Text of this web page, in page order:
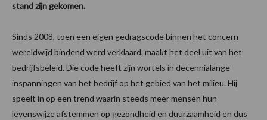
stand zijn gekomen.
Sinds 2008, toen een eigen gedragscode binnen het concern
wereldwijd bindend werd verklaard, maakt het deel uit van het
bedrijfsbeleid. Die code heeft zijn wortels in decennialange
inspanningen van het bedrijf op het gebied van het milieu. Hij
speelt in op een trend waarin steeds meer mensen hun
levenswijze afstemmen op gezondheid en duurzaamheid en dus